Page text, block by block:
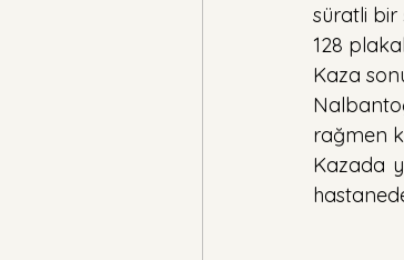
süratli bir
128
Kaza
rağmen
Kazada